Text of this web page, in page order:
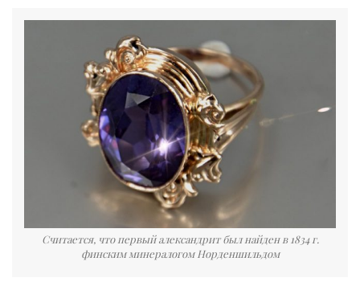
Считается, что первый александрит был найден в 1834 г.
финским минералогом Норденшильдом